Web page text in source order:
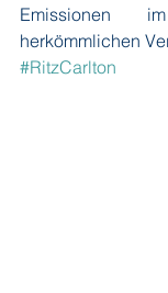
Emissionen
herkömmlichen
#RitzCarlton